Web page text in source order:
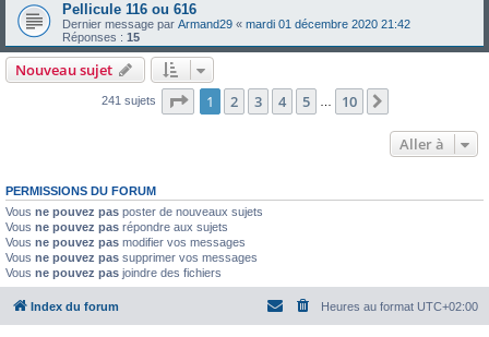
Pellicule 116 ou 616
Dernier message par Armand29 « mardi 01 décembre 2020 21:42
Réponses : 15
Nouveau sujet
241 sujets Page 1sur10
1 2 3 4 5 … 10
Aller à
PERMISSIONS DU FORUM
Vous ne pouvez pas poster de nouveaux sujets
Vous ne pouvez pas répondre aux sujets
Vous ne pouvez pas modifier vos messages
Vous ne pouvez pas supprimer vos messages
Vous ne pouvez pas joindre des fichiers
Index du forum Heures au format UTC+02:00